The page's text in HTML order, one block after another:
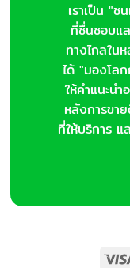
เราเป็น "ช
ที่ชื่นชอบแ
ทางไกลใน
ได้ "มองโล
ให้คำแนะนำ
หลังการขา
ที่ให้บริการ